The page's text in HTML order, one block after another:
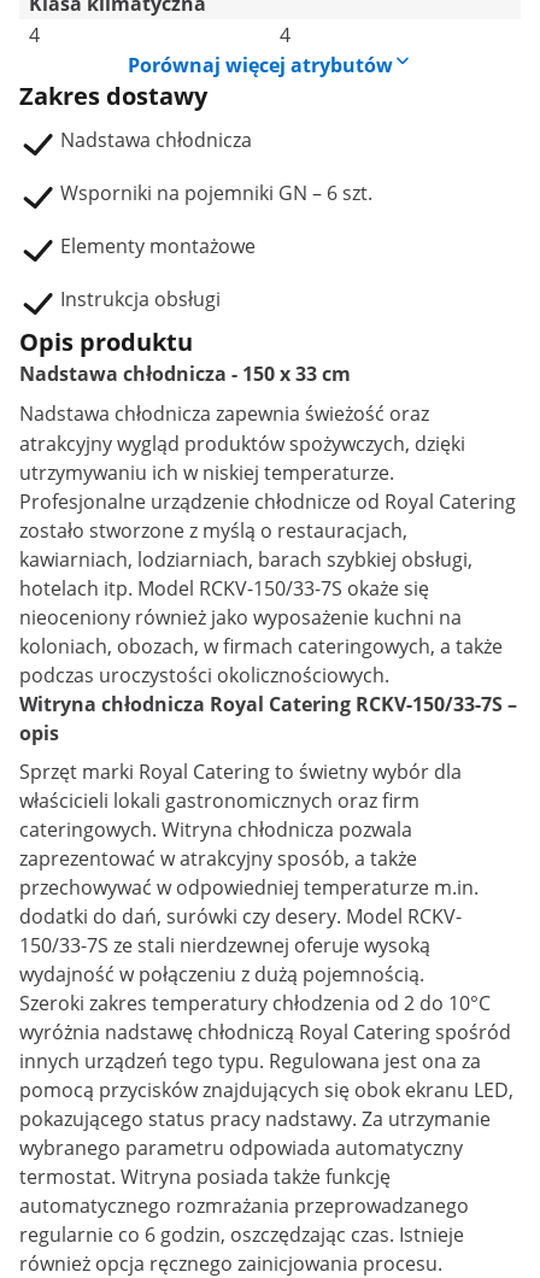
4
4
Porównaj więcej atrybutów
Zakres dostawy
Nadstawa chłodnicza
Wsporniki na pojemniki GN – 6 szt.
Elementy montażowe
Instrukcja obsługi
Opis produktu
Nadstawa chłodnicza - 150 x 33 cm
Nadstawa chłodnicza zapewnia świeżość oraz
atrakcyjny wygląd produktów spożywczych, dzięki
utrzymywaniu ich w niskiej temperaturze.
Profesjonalne urządzenie chłodnicze od Royal Catering
zostało stworzone z myślą o restauracjach,
kawiarniach, lodziarniach, barach szybkiej obsługi,
hotelach itp. Model RCKV-150/33-7S okaże się
nieoceniony również jako wyposażenie kuchni na
koloniach, obozach, w firmach cateringowych, a także
podczas uroczystości okolicznościowych.
Witryna chłodnicza Royal Catering RCKV-150/33-7S –
opis
Sprzęt marki Royal Catering to świetny wybór dla
właścicieli lokali gastronomicznych oraz firm
cateringowych. Witryna chłodnicza pozwala
zaprezentować w atrakcyjny sposób, a także
przechowywać w odpowiedniej temperaturze m.in.
dodatki do dań, surówki czy desery. Model RCKV-
150/33-7S ze stali nierdzewnej oferuje wysoką
wydajność w połączeniu z dużą pojemnością.
Szeroki zakres temperatury chłodzenia od 2 do 10°C
wyróżnia nadstawę chłodniczą Royal Catering spośród
innych urządzeń tego typu. Regulowana jest ona za
pomocą przycisków znajdujących się obok ekranu LED,
pokazującego status pracy nadstawy. Za utrzymanie
wybranego parametru odpowiada automatyczny
termostat. Witryna posiada także funkcję
automatycznego rozmrażania przeprowadzanego
regularnie co 6 godzin, oszczędzając czas. Istnieje
również opcja ręcznego zainicjowania procesu.